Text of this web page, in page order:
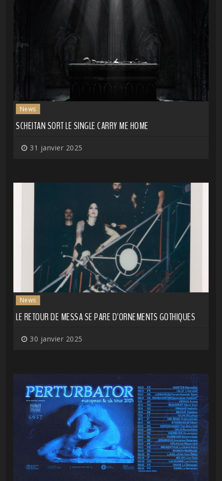
News
SCHEITAN SORT LE SINGLE CARRY ME HOME
31 janvier 2025
News
LE RETOUR DE MESSA SE PARE D'ORNEMENTS GOTHIQUES
30 janvier 2025